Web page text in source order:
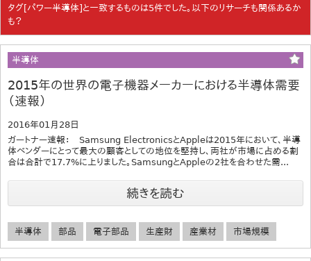
タグ[パワー半導体]と一致するものは5件でした。以下のリサーチも関係あるか
も？
半導体
2015年の世界の電子機器メーカーにおける半導体需要
（速報）
2016年01月28日
ガートナー速報： Samsung ElectronicsとAppleは2015年において、半導
体ベンダーにとって最大の顧客としての地位を堅持し、両社が市場に占める割
合は合計で17.7%に上りました。SamsungとAppleの2社を合わせた需...
続きを読む
半導体 部品 電子部品 生産財 産業材 市場規模